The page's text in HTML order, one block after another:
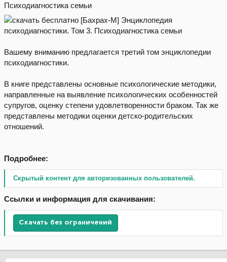
Психодиагностика семьи
Вашему вниманию предлагается третий том энциклопедии
психодиагностики.
В книге представлены основные психологические методики,
направленные на выявление психологических особенностей
супругов, оценку степени удовлетворенности браком. Так же
представлены методики оценки детско-родительских
отношений.
Подробнее:
Скрытый контент для авторизованных пользователей.
Ссылки и информация для скачивания:
Скачать без ограничений